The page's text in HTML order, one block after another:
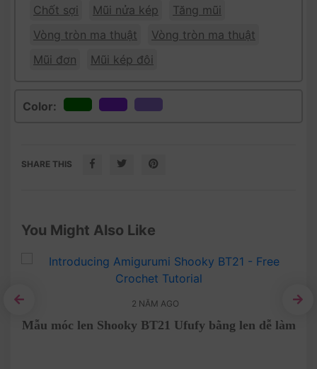
Chốt sợi
Mũi nửa kép
Tăng mũi
Vòng tròn ma thuật
Vòng tròn ma thuật
Mũi đơn
Mũi kép đôi
Color:
SHARE THIS
You Might Also Like
2 NĂM AGO
Mẫu móc len Shooky BT21 Ufufy bằng len dễ làm